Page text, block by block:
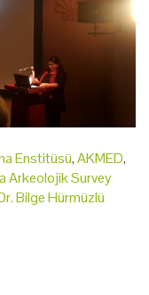
Enstitüsü,AKMED,
Arkeolojik Survey
Bilge Hürmüzlü